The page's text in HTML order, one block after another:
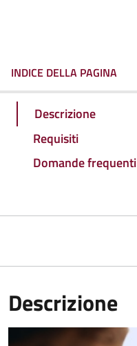
INDICE DELLA PAGINA
Descrizione
Requisiti
Domande frequenti
Descrizione